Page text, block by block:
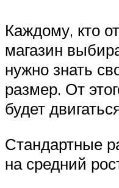
Каждому, кто
магазин
нужно знать
размер. От
будет
Стандартные
на средний